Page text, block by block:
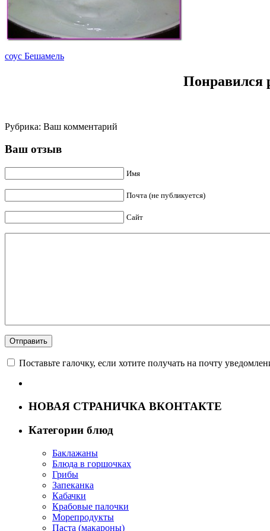
соус Бешамель
Понравился
Рубрика: Ваш комментарий
Ваш отзыв
Имя
Почта (не публикуется)
Сайт
Поставьте галочку, если хотите получать на почту
НОВАЯ СТРАНИЧКА ВКОНТАКТЕ
Категории блюд
Баклажаны
Блюда в горшочках
Грибы
Запеканка
Кабачки
Крабовые палочки
Морепродукты
Паста (макароны)